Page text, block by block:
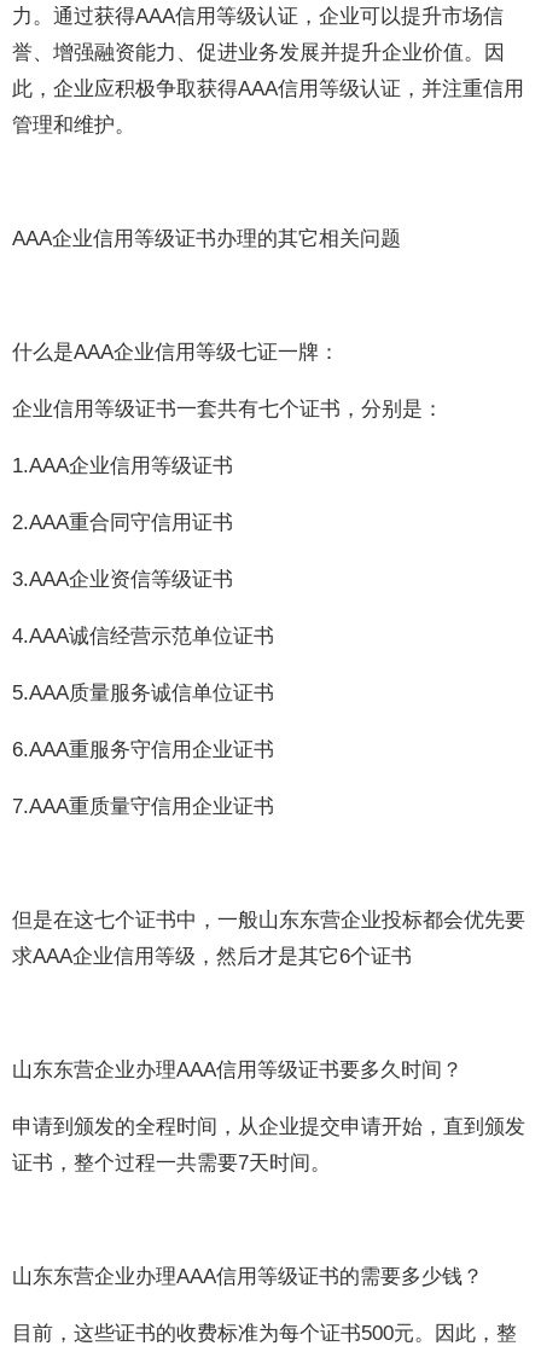
力。通过获得AAA信用等级认证，企业可以提升市场信
誉、增强融资能力、促进业务发展并提升企业价值。因
此，企业应积极争取获得AAA信用等级认证，并注重信用
管理和维护。
AAA企业信用等级证书办理的其它相关问题
什么是AAA企业信用等级七证一牌：
企业信用等级证书一套共有七个证书，分别是：
1.AAA企业信用等级证书
2.AAA重合同守信用证书
3.AAA企业资信等级证书
4.AAA诚信经营示范单位证书
5.AAA质量服务诚信单位证书
6.AAA重服务守信用企业证书
7.AAA重质量守信用企业证书
但是在这七个证书中，一般山东东营企业投标都会优先要
求AAA企业信用等级，然后才是其它6个证书
山东东营企业办理AAA信用等级证书要多久时间？
申请到颁发的全程时间，从企业提交申请开始，直到颁发
证书，整个过程一共需要7天时间。
山东东营企业办理AAA信用等级证书的需要多少钱？
目前，这些证书的收费标准为每个证书500元。因此，整